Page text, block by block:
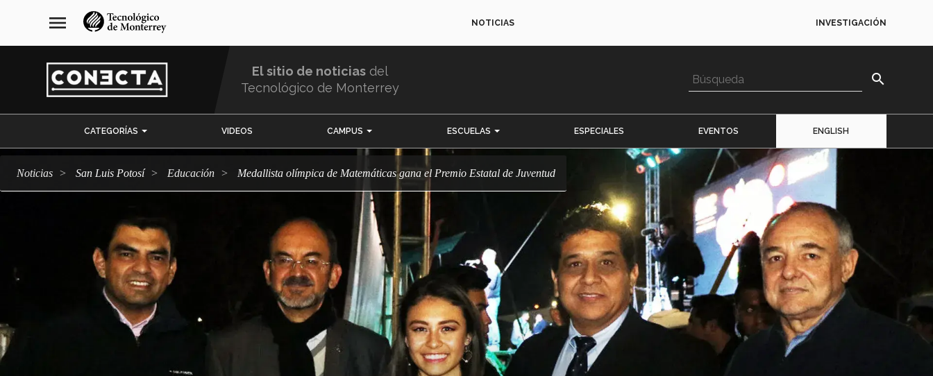
navegación
principal
menu NOTICIAS INVESTIGACIÓN
El sitio de noticias del
Tecnológico de Monterrey
search
CATEGORÍAS VIDEOS CAMPUS ESCUELAS ESPECIALES EVENTOS ENGLISH
Noticias San Luis Potosí Educación Medallista olímpica de Matemáticas gana el Premio Estatal de Juventud